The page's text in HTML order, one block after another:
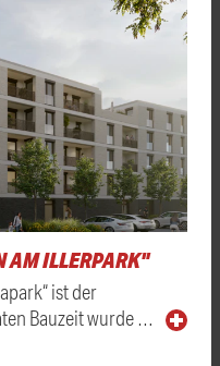
AM ILLERPARK"
ist der
Bauzeit wurde …